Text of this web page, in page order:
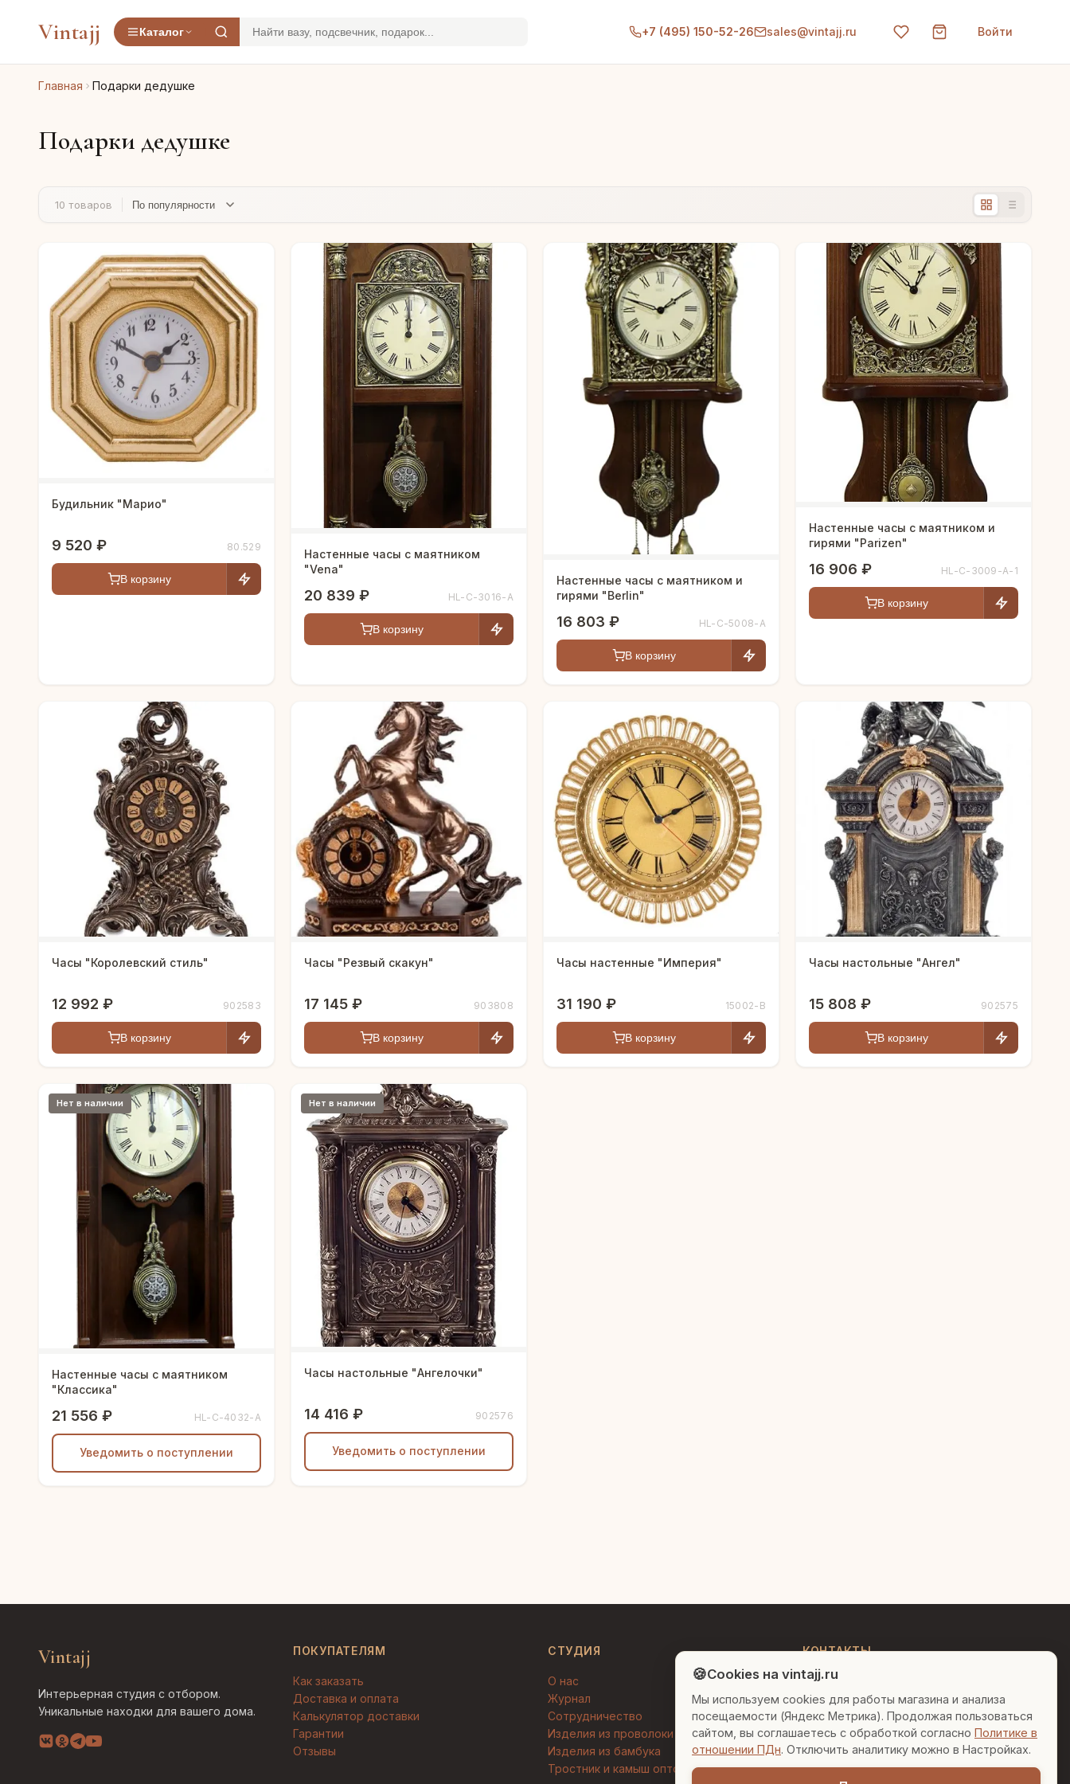
Vintajj Каталог +7 (495) 150-52-26 sales@vintajj.ru Войти
Главная Подарки дедушке
Подарки дедушке
10 товаров
Будильник "Марио"
9 520 ₽ 80.529
В корзину
Настенные часы с маятником
"Vena"
20 839 ₽ HL-C-3016-A
В корзину
Настенные часы с маятником и
гирями "Berlin"
16 803 ₽ HL-C-5008-A
В корзину
Настенные часы с маятником и
гирями "Parizen"
16 906 ₽ HL-C-3009-A-1
В корзину
Часы "Королевский стиль"
12 992 ₽ 902583
В корзину
Часы "Резвый скакун"
17 145 ₽ 903808
В корзину
Часы настенные "Империя"
31 190 ₽ 15002-В
В корзину
Часы настольные "Ангел"
15 808 ₽ 902575
В корзину
Нет в наличии
Настенные часы с маятником
"Классика"
21 556 ₽ HL-C-4032-A
Уведомить о поступлении
Нет в наличии
Часы настольные "Ангелочки"
14 416 ₽ 902576
Уведомить о поступлении
Vintajj
Интерьерная студия с отбором.
Уникальные находки для вашего дома.
ПОКУПАТЕЛЯМ
Как заказать
Доставка и оплата
Калькулятор доставки
Гарантии
Отзывы
СТУДИЯ
О нас
Журнал
Сотрудничество
Изделия из проволоки
Изделия из бамбука
Тростник и камыш оптом
КОНТАКТЫ
+7 (495) 150-52-26
AI-консультант в Telegram
sales@vintajj.ru
Пн-Пт: 10:00 - 19:00
🍪Cookies на vintajj.ru
Мы используем cookies для работы магазина и анализа
посещаемости (Яндекс Метрика). Продолжая пользоваться
сайтом, вы соглашаетесь с обработкой согласно Политике в
отношении ПДн. Отключить аналитику можно в Настройках.
декору. Чем могу помочь?
Вазы для гостиной
Подарок до 5000₽
Сочетание металлов